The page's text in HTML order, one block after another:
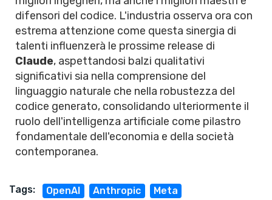
difensori del codice. L'industria osserva ora con
estrema attenzione come questa sinergia di
talenti influenzerà le prossime release di
Claude, aspettandosi balzi qualitativi
significativi sia nella comprensione del
linguaggio naturale che nella robustezza del
codice generato, consolidando ulteriormente il
ruolo dell'intelligenza artificiale come pilastro
fondamentale dell'economia e della società
contemporanea.
Tags: OpenAI Anthropic Meta